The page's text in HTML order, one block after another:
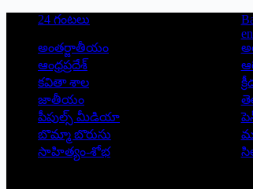
24 గంటలు
అంతర్జాతీయం
ఆంధ్రప్రదేశ్
కవితా శాల
జాతీయం
పీపుల్స్ ‌మీడియా
బొమ్మా బొరుసు
సాహిత్యం-శోభ